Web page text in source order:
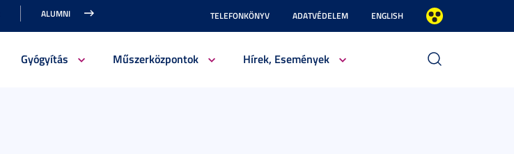
ALUMNI TELEFONKÖNYV ADATVÉDELEM ENGLISH
Gyógyítás Műszerközpontok Hírek, Események